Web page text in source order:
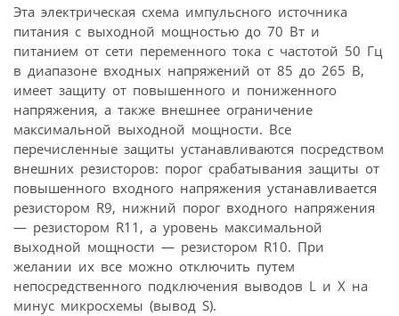
Эта электрическая схема импульсного источника
питания с выходной мощностью до 70 Вт и
питанием от сети переменного тока с частотой 50 Гц
в диапазоне входных напряжений от 85 до 265 В,
имеет защиту от повышенного и пониженного
напряжения, а также внешнее ограничение
максимальной выходной мощности. Все
перечисленные защиты устанавливаются посредством
внешних резисторов: порог срабатывания защиты от
повышенного входного напряжения устанавливается
резистором R9, нижний порог входного напряжения
— резистором R11, а уровень максимальной
выходной мощности — резистором R10. При
желании их все можно отключить путем
непосредственного подключения выводов L и X на
минус микросхемы (вывод S).